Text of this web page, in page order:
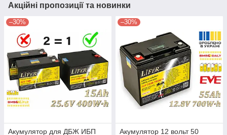
Акційні пропозиції та новинки
–30%
Акумулятор для ДБЖ ИБП
–30%
Акумулятор 12 вольт 50